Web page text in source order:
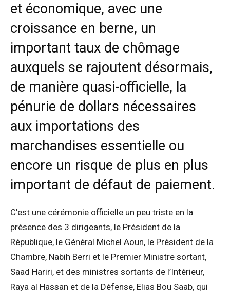
et économique, avec une
croissance en berne, un
important taux de chômage
auxquels se rajoutent désormais,
de manière quasi-officielle, la
pénurie de dollars nécessaires
aux importations des
marchandises essentielle ou
encore un risque de plus en plus
important de défaut de paiement.
C’est une cérémonie officielle un peu triste en la
présence des 3 dirigeants, le Président de la
République, le Général Michel Aoun, le Président de la
Chambre, Nabih Berri et le Premier Ministre sortant,
Saad Hariri, et des ministres sortants de l’Intérieur,
Raya al Hassan et de la Défense, Elias Bou Saab, qui